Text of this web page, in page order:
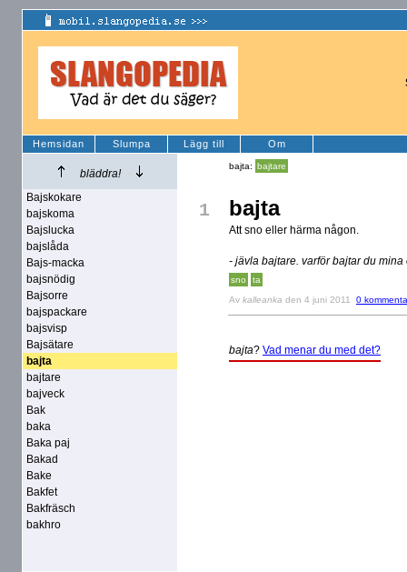
Hemsidan Slumpa Lägg till Om
bläddra!
Bajskokare
bajskoma
Bajslucka
bajslåda
Bajs-macka
bajsnödig
Bajsorre
bajspackare
bajsvisp
Bajsätare
bajta
bajtare
bajveck
Bak
baka
Baka paj
Bakad
Bake
Bakfet
Bakfräsch
bakhro
bajta: bajtare
1 bajta
Att sno eller härma någon.
- jävla bajtare. varför bajtar du mina
sno ta
Av kalleanka den 4 juni 2011 0
bajta? Vad menar du med det?